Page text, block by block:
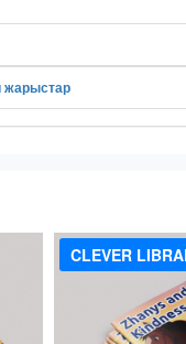
жарыстар
CLEVER